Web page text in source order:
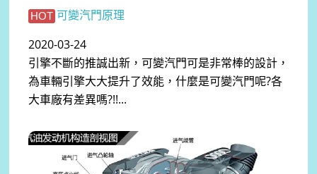
HOT 可變汽門原理
2020-03-24
引擎不斷的推誠出新，可變汽門可是非常棒的設計，
為車輛引擎大大提升了效能，什麼是可變汽門呢?各
大車廠有差異嗎?!!...